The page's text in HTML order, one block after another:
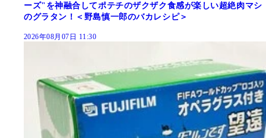
ーズ"を神融合してポテチのザクザク食感が楽しい超絶肉マシ
のグラタン！＜野島慎一郎のバカレシピ＞
2026年08月07日 11:30